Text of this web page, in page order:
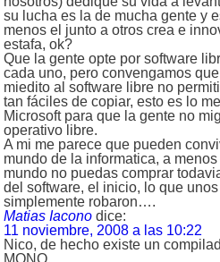
su lucha es la de mucha gente y
menos el junto a otros crea e
estafa, ok?
Que la gente opte por software
cada uno, pero convengamos
miedito al software libre no
tan fáciles de copiar, esto es lo
Microsoft para que la gente no
operativo libre.
A mi me parece que pueden
mundo de la informatica, a
mundo no puedas comprar
del software, el inicio, lo que
simplemente robaron….
Matias Iacono dice:
11 noviembre, 2008 a las 10:22
Nico, de hecho existe un
MONO.